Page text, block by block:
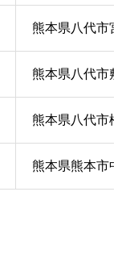
熊本県八代市宮
熊本県八代市敷
熊本県八代市松
熊本県熊本市中